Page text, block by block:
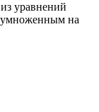
уравнений
на